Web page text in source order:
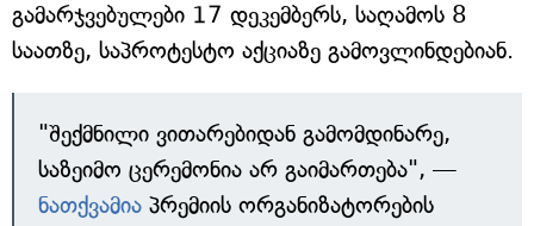
გამარჯვებულები 17 დეკემბერს, საღამოს 8
საათზე, საპროტესტო აქციაზე გამოვლინდებიან.
"შექმნილი ვითარებიდან გამომდინარე,
საზეიმო ცერემონია არ გაიმართება", —
ნათქვამია პრემიის ორგანიზატორების